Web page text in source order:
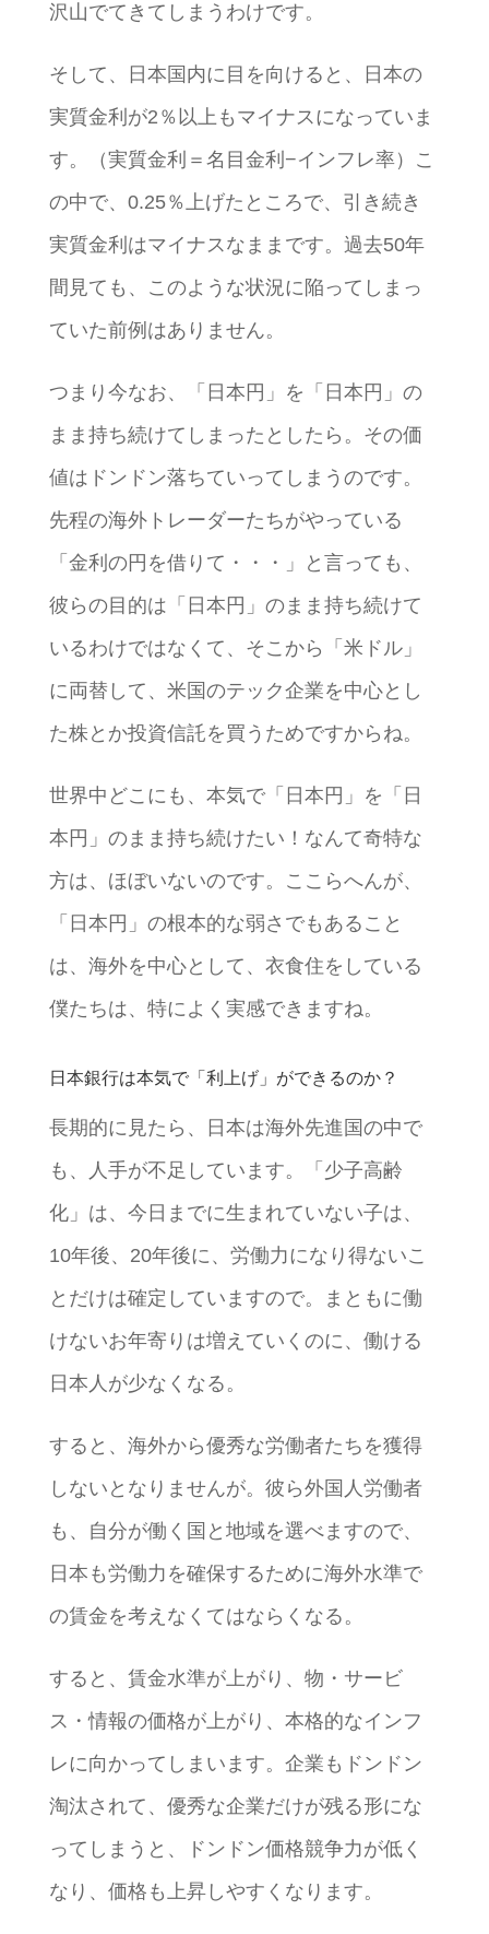
沢山でてきてしまうわけです。
そして、日本国内に目を向けると、日本の
実質金利が2％以上もマイナスになっていま
す。（実質金利＝名目金利−インフレ率）こ
の中で、0.25％上げたところで、引き続き
実質金利はマイナスなままです。過去50年
間見ても、このような状況に陥ってしまっ
ていた前例はありません。
つまり今なお、「日本円」を「日本円」の
まま持ち続けてしまったとしたら。その価
値はドンドン落ちていってしまうのです。
先程の海外トレーダーたちがやっている
「金利の円を借りて・・・」と言っても、
彼らの目的は「日本円」のまま持ち続けて
いるわけではなくて、そこから「米ドル」
に両替して、米国のテック企業を中心とし
た株とか投資信託を買うためですからね。
世界中どこにも、本気で「日本円」を「日
本円」のまま持ち続けたい！なんて奇特な
方は、ほぼいないのです。ここらへんが、
「日本円」の根本的な弱さでもあること
は、海外を中心として、衣食住をしている
僕たちは、特によく実感できますね。
日本銀行は本気で「利上げ」ができるのか？
長期的に見たら、日本は海外先進国の中で
も、人手が不足しています。「少子高齢
化」は、今日までに生まれていない子は、
10年後、20年後に、労働力になり得ないこ
とだけは確定していますので。まともに働
けないお年寄りは増えていくのに、働ける
日本人が少なくなる。
すると、海外から優秀な労働者たちを獲得
しないとなりませんが。彼ら外国人労働者
も、自分が働く国と地域を選べますので、
日本も労働力を確保するために海外水準で
の賃金を考えなくてはならくなる。
すると、賃金水準が上がり、物・サービ
ス・情報の価格が上がり、本格的なインフ
レに向かってしまいます。企業もドンドン
淘汰されて、優秀な企業だけが残る形にな
ってしまうと、ドンドン価格競争力が低く
なり、価格も上昇しやすくなります。